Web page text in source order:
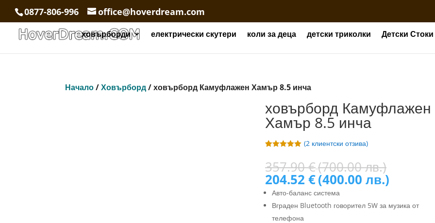
0877-806-996 office@hoverdream.com
ховърборди електрически скутери коли за деца детски триколки Детски Стоки
Начало/Ховърборд/ ховърборд Камуфлажен Хамър 8.5 инча
ховърборд Камуфлажен
Хамър 8.5 инча
базирано на
потребителс
ки оценки
(2клиентски отзива)
357.90€(700.00 лв.)
(700.00
204.52€(400.00 лв.)
е:
204.52 €
Авто-баланс система
Вграден Bluetooth говорител 5W за музика от
телефона